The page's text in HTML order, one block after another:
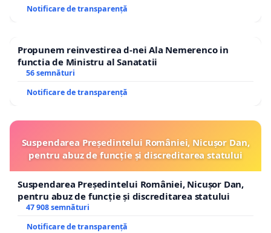
Notificare de transparență
Propunem reinvestirea d-nei Ala Nemerenco in
functia de Ministru al Sanatatii
56 semnături
Notificare de transparență
Suspendarea Președintelui României, Nicușor Dan,
pentru abuz de funcție și discreditarea statului
Suspendarea Președintelui României, Nicușor Dan,
pentru abuz de funcție și discreditarea statului
47 908 semnături
Notificare de transparență